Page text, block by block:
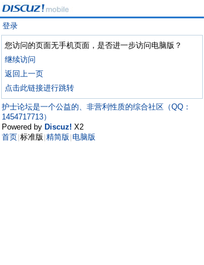
登录
您访问的页面无手机页面，是否进一步访问电脑版？
继续访问
返回上一页
点击此链接进行跳转
护士论坛是一个公益的、非营利性质的综合社区（QQ：
1454717713）
Powered by Discuz! X2
首页 标准版 精简版 电脑版